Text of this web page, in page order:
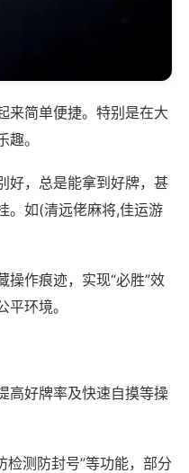
来简单便捷。特别是在大
。
好，总是能拿到好牌，甚
。如(清远佬麻将,佳运游
作痕迹，实现“必胜”效
环境。
高好牌率及快速自摸等操
检测防封号”等功能，部分